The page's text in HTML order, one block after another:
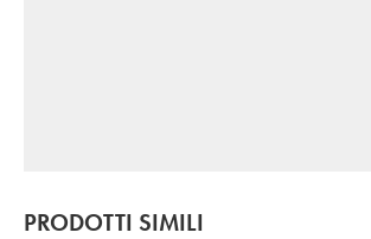
PRODOTTI SIMILI